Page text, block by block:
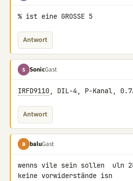
% ist eine GROSSE 5
Antwort
S SonicGast
IRFD9110, DIL-4, P-Kanal, 0.7A
Antwort
B baluGast
wenns vile sein sollen  uln
keine vorwiderstände isn